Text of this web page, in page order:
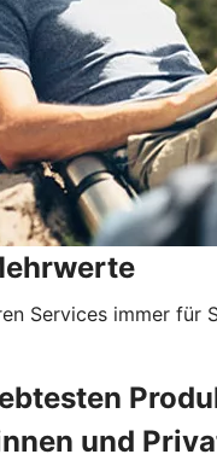
Services immer für
und